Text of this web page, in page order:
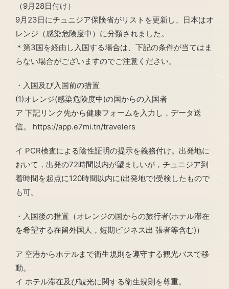
（9月28日付け）
9月23日にチュニジア保険省がリストを更新し、日本はオ
レンジ（感染危険度中）に分類されました。
＊第3国を経由し入国する場合は、下記の条件が当てはま
らない場合がございますのでご注意ください。
・入国及び入国前の措置
(1)オレンジ(感染危険度中)の国からの入国者
ア 下記リンク先から健康フォームを入力し，データ送
信。 https://app.e7mi.tn/travelers
イ PCR検査による陰性証明の提示を義務付け。出発地に
おいて，出発の72時間以内が望ましいが，チュニジア到
着時間を起点に120時間以内に(出発地で)受検したもので
も可。
・入国後の措置（オレンジの国からの旅行者(ホテル滞在
を希望する在留外国人，短期ビジネス出 張者等含む)）
ア 空港からホテルまで衛生規則を遵守する観光バスで移
動。
イ ホテル滞在及び観光に関する衛生規則を尊重。